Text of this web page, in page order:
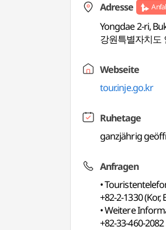
Adresse
Yongdae 2-ri,
강원특별자치도
Webseite
tour.inje.go.kr
Ruhetage
ganzjährig
Anfragen
•
+82-2-1330 (Kor,
• Weitere
+82-33-460-2082